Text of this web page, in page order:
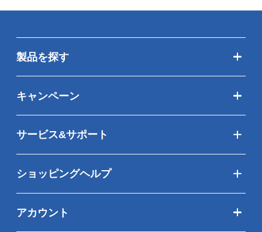
製品を探す
キャンペーン
サービス&サポート
ショッピングヘルプ
アカウント